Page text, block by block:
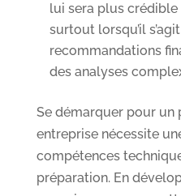
lui sera plus
surtout lorsqu’il
recommandations
des analyses
Se démarquer pour
entreprise nécessite
compétences
préparation. En